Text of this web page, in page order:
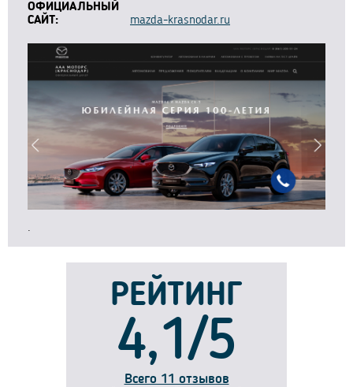
ОФИЦИАЛЬНЫЙ
САЙТ:
mazda-krasnodar.ru
.
РЕЙТИНГ
4,1/5
Всего 11 отзывов